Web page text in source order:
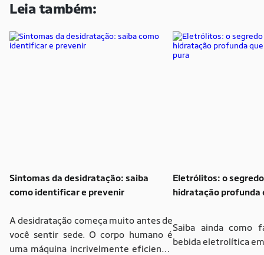
Leia também:
Sintomas da desidratação: saiba
como identificar e prevenir
A desidratação começa muito antes de
você sentir sede. O corpo humano é
uma máquina incrivelmente eficiente,
Eletrólitos: o
hidratação profunda
Saiba ainda como
bebida eletrolítica